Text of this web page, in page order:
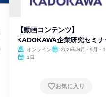
【動画コンテンツ】
KADOKAWA企業研究セミナ
オンライン
2026年8月・9月・
1日
お気に入り